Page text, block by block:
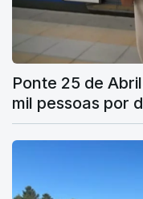
Ponte 25 de
mil pessoas por